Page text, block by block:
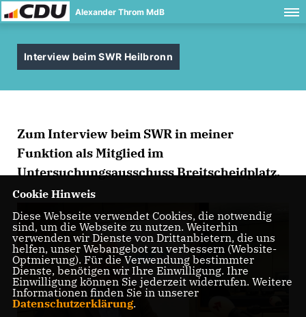
Alexander Throm MdB
Interview beim SWR Heilbronn
Zum Interview beim SWR in meiner
Funktion als Mitglied im
UntersuchungsausschussBreitscheidplatz.
Cookie Hinweis
Diese Webseite verwendet Cookies, die notwendig
sind, um die Webseite zu nutzen. Weiterhin
verwenden wir Dienste von Drittanbietern, die uns
helfen, unser Webangebot zu verbessern (Website-
Optmierung). Für die Verwendung bestimmter
Dienste, benötigen wir Ihre Einwilligung. Ihre
Einwilligung können Sie jederzeit widerrufen. Weitere
Informationen finden Sie in unserer
Datenschutzerklärung.